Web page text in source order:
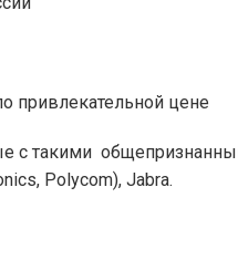
привлекательной цене
с такими
Polycom), Jabra.